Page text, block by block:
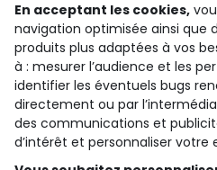
qui sommes-nous ?
besoin d'aide ?
le club fidélité
notre catalogue
En acceptant les cookies,
navigation optimisée ainsi que
produits plus adaptées à vos
à : mesurer l’audience et les
identifier les éventuels bugs
directement ou par
des communications et
d’intérêt et personnaliser votre